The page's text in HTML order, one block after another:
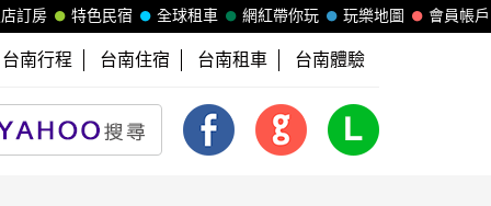
會員帳戶
玩樂地圖
網紅帶你玩
全球租車
特色民宿
訂房
台南行程 台南住宿 台南租車 台南體驗